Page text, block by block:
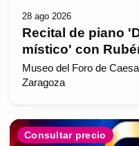
28 ago 2026
Recital de piano
místico' con
Museo del Foro de
Zaragoza
Consultar precio